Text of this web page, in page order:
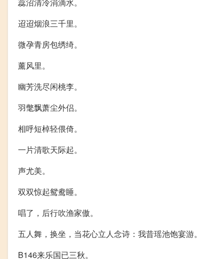
蕊沼清冷涓滴水。
迢迢烟浪三千里。
微孕青房包绣绮。
薰风里。
幽芳洗尽闲桃李。
羽氅飘萧尘外侣。
相呼短棹轻偎倚。
一片清歌天际起。
声尤美。
双双惊起鸳鸯睡。
唱了，后行吹渔家傲。
五人舞，换坐，当花心立人念诗：我昔瑶池饱宴游。
B146来乐国已三秋。